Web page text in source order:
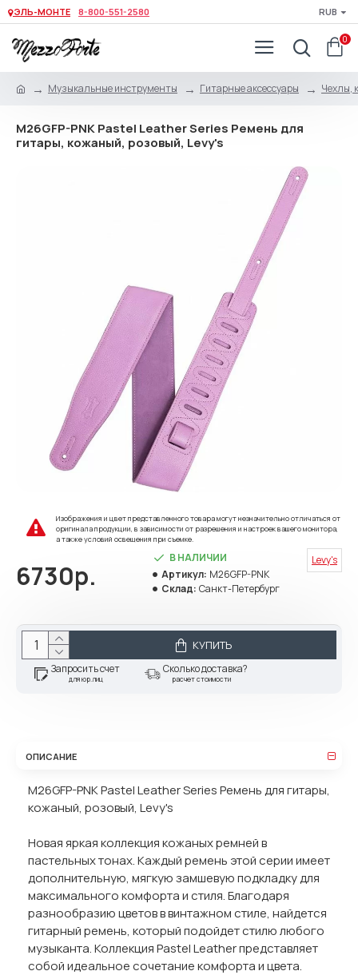
ЭЛЬ-МОНТЕ 8-800-551-2580 RUB
0
Музыкальные инструменты Гитарные аксессуары Чехлы,
M26GFP-PNK Pastel Leather Series Ремень для
гитары, кожаный, розовый, Levy's
Изображения и цвет представленного товара могут незначительно отличаться от
оригинала продукции, в зависимости от разрешения и настроек вашего монитора,
а также условий освещения при съемке.
6730р.
В НАЛИЧИИ
Артикул: M26GFP-PNK
Склад: Санкт-Петербург
Levy's
КУПИТЬ
Запросить счет
для юр.лиц
Сколько доставка?
расчет стоимости
ОПИСАНИЕ
M26GFP-PNK Pastel Leather Series Ремень для гитары,
кожаный, розовый, Levy's
Новая яркая коллекция кожаных ремней в
пастельных тонах. Каждый ремень этой серии имеет
дополнительную, мягкую замшевую подкладку для
максимального комфорта и стиля. Благодаря
разнообразию цветов в винтажном стиле, найдется
гитарный ремень, который подойдет стилю любого
музыканта. Коллекция Pastel Leather представляет
собой идеальное сочетание комфорта и цвета.